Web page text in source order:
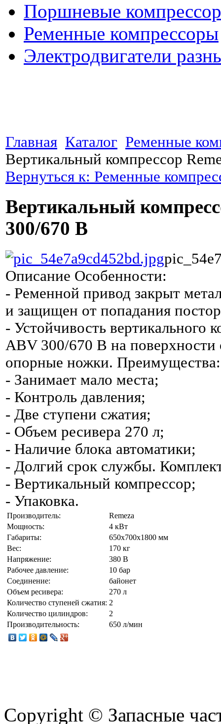
Поршневые
Ременные компрессоры
Электродвигатели
Главная Каталог Ременные
Вертикальный компрессор
Вернуться к: Ременные
Вертикальный
300/670 В
Описание Особенности:
- Ременной привод закрыт
и защищен от попадания
- Устойчивость вертикального
ABV 300/670 В на поверхности
опорные ножки. Преимущества:
- Занимает мало места;
- Контроль давления;
- Две ступени сжатия;
- Объем ресивера 270 л;
- Наличие блока автоматики;
- Долгий срок службы.
- Вертикальный компрессор;
- Упаковка.
Производитель:
Remeza
Мощность:
4 кВт
Габариты:
650х700х1800 мм
Вес:
170 кг
Напряжение:
380 В
Рабочее давление:
10 бар
Соединение:
байонет
Объем ресивера:
270 л
Количество ступеней сжатия: 2
Количество цилиндров:
2
Производительность:
650 л/мин
Copyright © Запасные